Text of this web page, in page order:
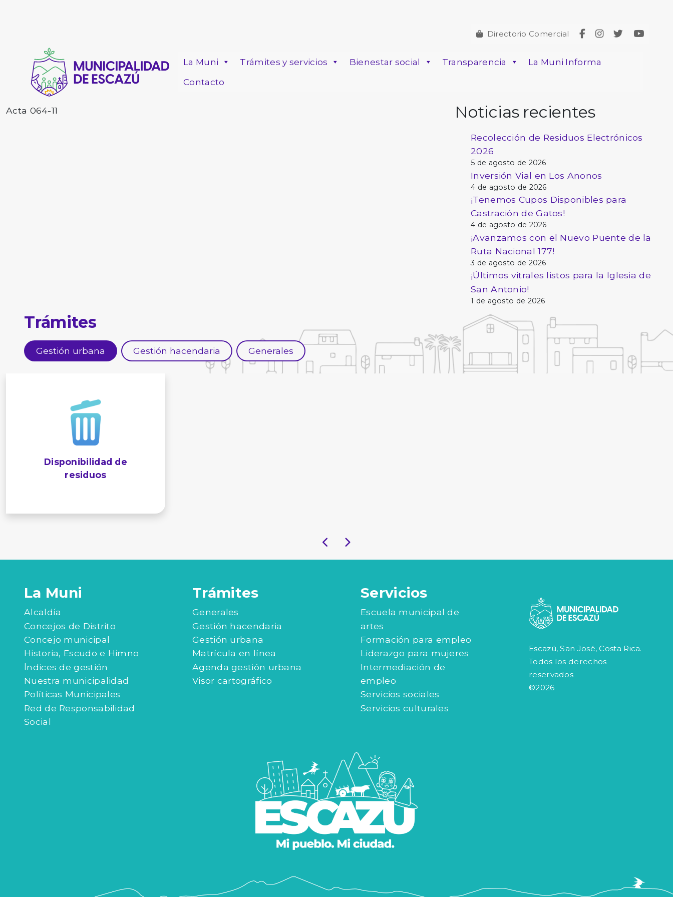
Directorio Comercial
La Muni Trámites y servicios Bienestar social Transparencia
La Muni Informa
Contacto
Acta 064-11 Noticias recientes
Recolección de Residuos Electrónicos
2026
5 de agosto de 2026
Inversión Vial en Los Anonos
4 de agosto de 2026
¡Tenemos Cupos Disponibles para
Castración de Gatos!
4 de agosto de 2026
¡Avanzamos con el Nuevo Puente de la
Ruta Nacional 177!
3 de agosto de 2026
¡Últimos vitrales listos para la Iglesia de
San Antonio!
1 de agosto de 2026
Trámites
Gestión urbana Gestión hacendaria Generales
Disponibilidad de
residuos
La Muni
Alcaldía
Concejos de Distrito
Concejo municipal
Historia, Escudo e Himno
Índices de gestión
Nuestra municipalidad
Políticas Municipales
Red de Responsabilidad
Social
Trámites
Generales
Gestión hacendaria
Gestión urbana
Matrícula en línea
Agenda gestión urbana
Visor cartográfico
Servicios
Escuela municipal de
artes
Formación para empleo
Liderazgo para mujeres
Intermediación de
empleo
Servicios sociales
Servicios culturales
Escazú, San José, Costa Rica.
Todos los derechos
reservados
©2026